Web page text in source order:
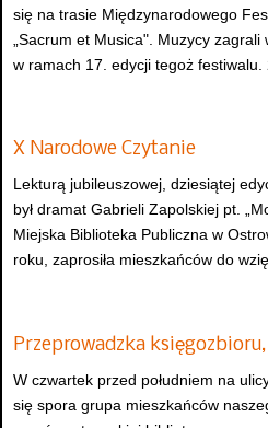
się na trasie Międzynarodowego
„Sacrum et Musica". Muzycy
w ramach 17. edycji tegoż festiwalu.
X Narodowe Czytanie
Lekturą jubileuszowej, dziesiątej
był dramat Gabrieli Zapolskiej pt.
Miejska Biblioteka Publiczna w
roku, zaprosiła mieszkańców do
Przeprowadzka
W czwartek przed południem na
się spora grupa mieszkańców